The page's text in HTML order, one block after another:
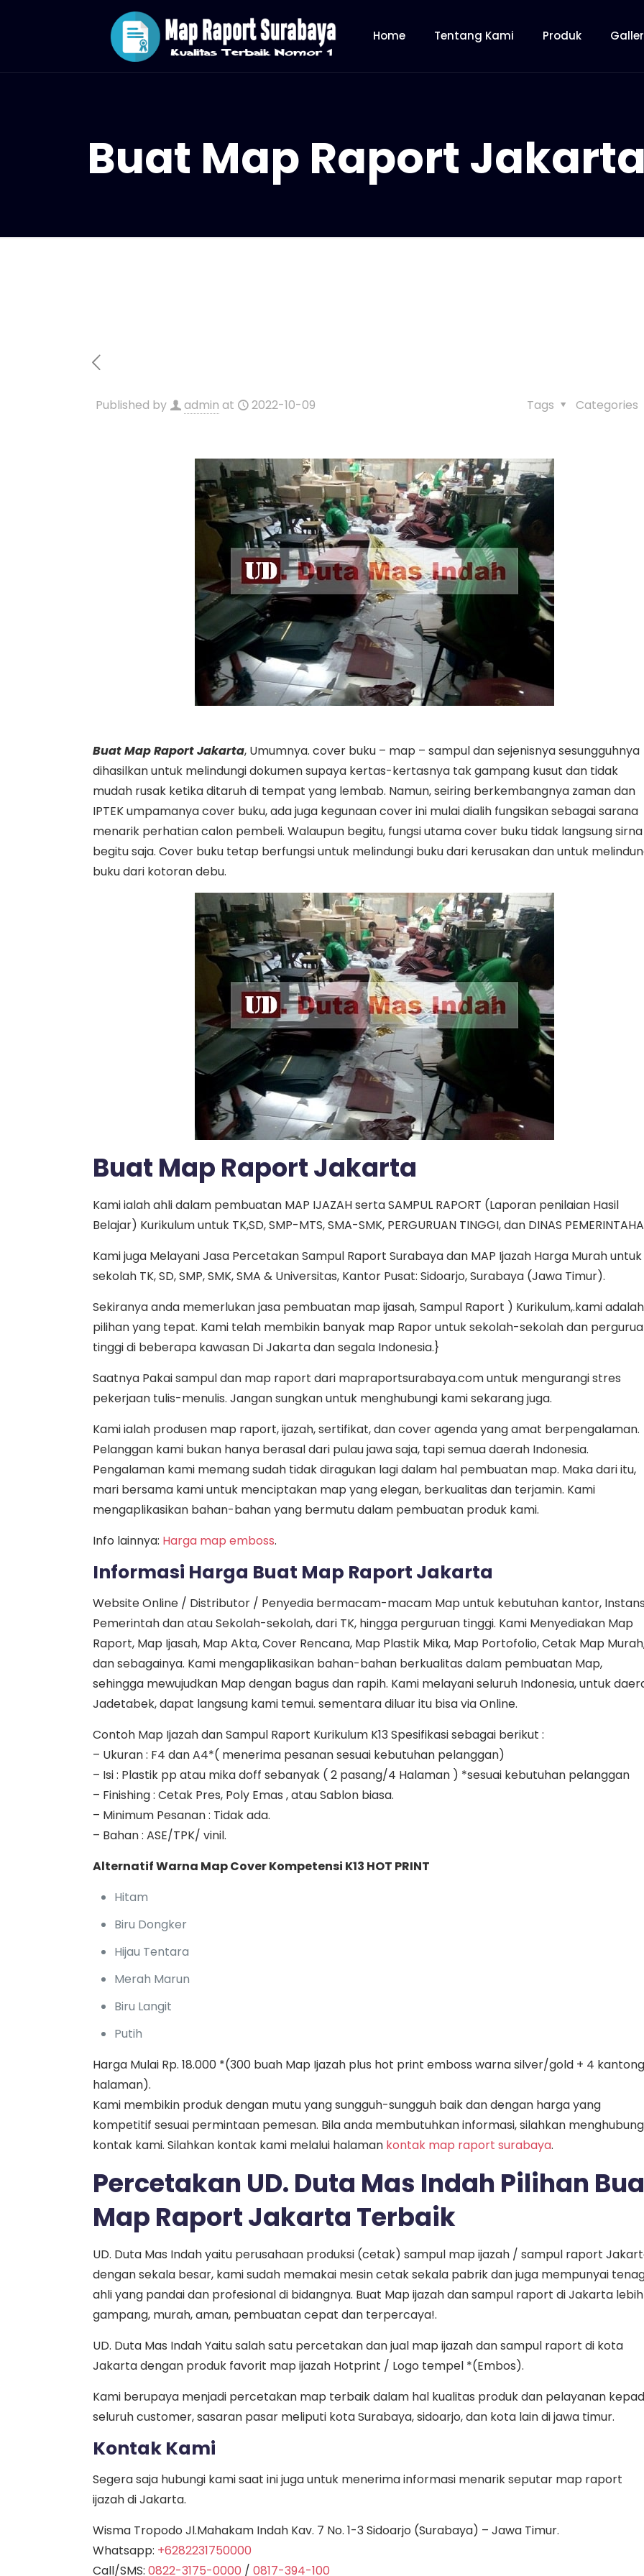
Home Tentang Kami Produk
Buat Map Raport
Published by admin at 2022-10-09 Categories
Tags
Buat Map Raport Jakarta, Umumnya. cover buku – map – sampul dan sejenisnya sesungguhnya
dihasilkan untuk melindungi dokumen supaya kertas-kertasnya tak gampang kusut dan tidak
mudah rusak ketika ditaruh di tempat yang lembab. Namun, seiring berkembangnya zaman dan
IPTEK umpamanya cover buku, ada juga kegunaan cover ini mulai dialih fungsikan sebagai sarana
menarik perhatian calon pembeli. Walaupun begitu, fungsi utama cover buku tidak langsung sirna
begitu saja. Cover buku tetap berfungsi untuk melindungi buku dari kerusakan dan untuk
buku dari kotoran debu.
Buat Map Raport Jakarta
Kami ialah ahli dalam pembuatan MAP IJAZAH serta SAMPUL RAPORT (Laporan penilaian Hasil
Belajar) Kurikulum untuk TK,SD, SMP-MTS, SMA-SMK, PERGURUAN TINGGI, dan DINAS
Kami juga Melayani Jasa Percetakan Sampul Raport Surabaya dan MAP Ijazah Harga Murah untuk
sekolah TK, SD, SMP, SMK, SMA & Universitas, Kantor Pusat: Sidoarjo, Surabaya (Jawa Timur).
Sekiranya anda memerlukan jasa pembuatan map ijasah, Sampul Raport ) Kurikulum,.kami adalah
pilihan yang tepat. Kami telah membikin banyak map Rapor untuk sekolah-sekolah dan
tinggi di beberapa kawasan Di Jakarta dan segala Indonesia.}
Saatnya Pakai sampul dan map raport dari mapraportsurabaya.com untuk mengurangi stres
pekerjaan tulis-menulis. Jangan sungkan untuk menghubungi kami sekarang juga.
Kami ialah produsen map raport, ijazah, sertifikat, dan cover agenda yang amat berpengalaman.
Pelanggan kami bukan hanya berasal dari pulau jawa saja, tapi semua daerah Indonesia.
Pengalaman kami memang sudah tidak diragukan lagi dalam hal pembuatan map. Maka dari itu,
mari bersama kami untuk menciptakan map yang elegan, berkualitas dan terjamin. Kami
mengaplikasikan bahan-bahan yang bermutu dalam pembuatan produk kami.
Info lainnya: Harga map emboss.
Informasi Harga Buat Map Raport Jakarta
Website Online / Distributor / Penyedia bermacam-macam Map untuk kebutuhan kantor,
Pemerintah dan atau Sekolah-sekolah, dari TK, hingga perguruan tinggi. Kami Menyediakan Map
Raport, Map Ijasah, Map Akta, Cover Rencana, Map Plastik Mika, Map Portofolio, Cetak Map
dan sebagainya. Kami mengaplikasikan bahan-bahan berkualitas dalam pembuatan Map,
sehingga mewujudkan Map dengan bagus dan rapih. Kami melayani seluruh Indonesia, untuk
Jadetabek, dapat langsung kami temui. sementara diluar itu bisa via Online.
Contoh Map Ijazah dan Sampul Raport Kurikulum K13 Spesifikasi sebagai berikut :
– Ukuran : F4 dan A4*( menerima pesanan sesuai kebutuhan pelanggan)
– Isi : Plastik pp atau mika doff sebanyak ( 2 pasang/4 Halaman ) *sesuai kebutuhan pelanggan
– Finishing : Cetak Pres, Poly Emas , atau Sablon biasa.
– Minimum Pesanan : Tidak ada.
– Bahan : ASE/TPK/ vinil.
Alternatif Warna Map Cover Kompetensi K13 HOT PRINT
Hitam
Biru Dongker
Hijau Tentara
Merah Marun
Biru Langit
Putih
Harga Mulai Rp. 18.000 *(300 buah Map Ijazah plus hot print emboss warna silver/gold + 4 kantong
halaman).
Kami membikin produk dengan mutu yang sungguh-sungguh baik dan dengan harga yang
kompetitif sesuai permintaan pemesan. Bila anda membutuhkan informasi, silahkan
kontak kami. Silahkan kontak kami melalui halaman kontak map raport surabaya.
Percetakan UD. Duta Mas Indah Pilihan
Map Raport Jakarta Terbaik
UD. Duta Mas Indah yaitu perusahaan produksi (cetak) sampul map ijazah / sampul raport
dengan sekala besar, kami sudah memakai mesin cetak sekala pabrik dan juga mempunyai
ahli yang pandai dan profesional di bidangnya. Buat Map ijazah dan sampul raport di Jakarta lebih
gampang, murah, aman, pembuatan cepat dan terpercaya!.
UD. Duta Mas Indah Yaitu salah satu percetakan dan jual map ijazah dan sampul raport di kota
Jakarta dengan produk favorit map ijazah Hotprint / Logo tempel *(Embos).
Kami berupaya menjadi percetakan map terbaik dalam hal kualitas produk dan pelayanan
seluruh customer, sasaran pasar meliputi kota Surabaya, sidoarjo, dan kota lain di jawa timur.
Kontak Kami
Segera saja hubungi kami saat ini juga untuk menerima informasi menarik seputar map raport
ijazah di Jakarta.
Wisma Tropodo Jl.Mahakam Indah Kav. 7 No. 1-3 Sidoarjo (Surabaya) – Jawa Timur.
Whatsapp: +6282231750000
Call/SMS: 0822-3175-0000 / 0817-394-100